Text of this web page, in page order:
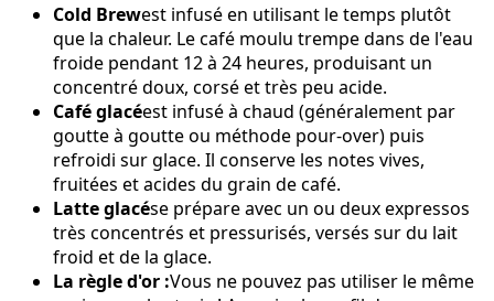
Cold Brewest infusé en utilisant le temps plutôt
que la chaleur. Le café moulu trempe dans de l'eau
froide pendant 12 à 24 heures, produisant un
concentré doux, corsé et très peu acide.
Café glacéest infusé à chaud (généralement par
goutte à goutte ou méthode pour-over) puis
refroidi sur glace. Il conserve les notes vives,
fruitées et acides du grain de café.
Latte glacése prépare avec un ou deux expressos
très concentrés et pressurisés, versés sur du lait
froid et de la glace.
La règle d'or :Vous ne pouvez pas utiliser le même